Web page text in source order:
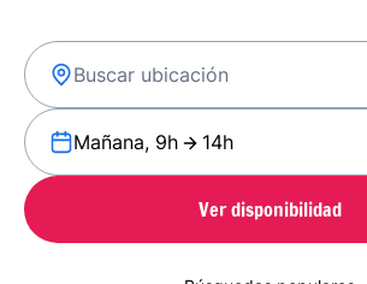
Mañana, 9h 14h
Ver disponibilidad